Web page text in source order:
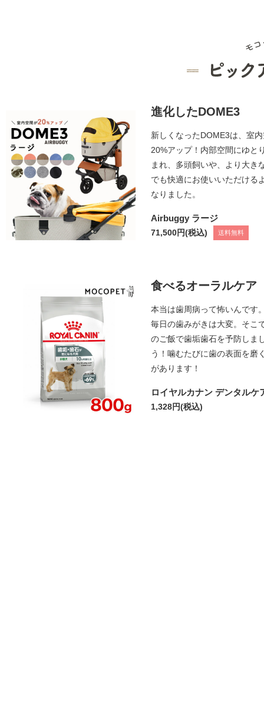
進化したDOME3
新しくなったDOME3は、室
20%アップ！内部空間にゆと
まれ、多頭飼いや、より大き
でも快適にお使いいただける
なりました。
Airbuggy ラージ
71,500円(税込) 送料無料
食べるオーラルケア
本当は歯周病って怖いんです
毎日の歯みがきは大変。そこ
のご飯で歯垢歯石を予防しま
う！噛むたびに歯の表面を磨
があります！
ロイヤルカナン デンタルケ
1,328円(税込)